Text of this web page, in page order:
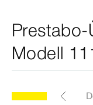
Modell
Zertifikate